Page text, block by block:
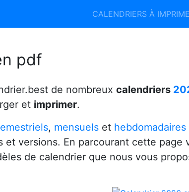
CALENDRIERS À
Calendrier 2027
pdf
de nombreux calendriers
et imprimer.
, mensuelset hebdomadaires
et versions. En parcourant cette page
de calendrier que nous vous